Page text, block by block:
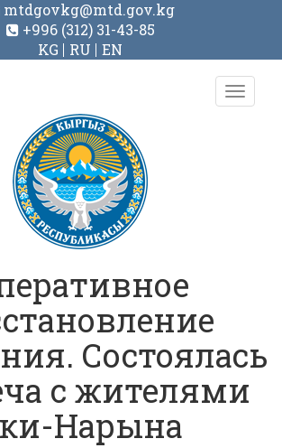
mtdgovkg@mtd.gov.kg
+996 (312) 31-43-85
KG
RU EN
Toggle
Состоялась
с жителями
Нарына